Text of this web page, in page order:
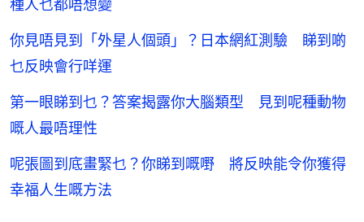
種人乜都唔想變
你見唔見到「外星人個頭」？日本網紅測驗 睇到啲
乜反映會行咩運
第一眼睇到乜？答案揭露你大腦類型 見到呢種動物
嘅人最唔理性
呢張圖到底畫緊乜？你睇到嘅嘢 將反映能令你獲得
幸福人生嘅方法